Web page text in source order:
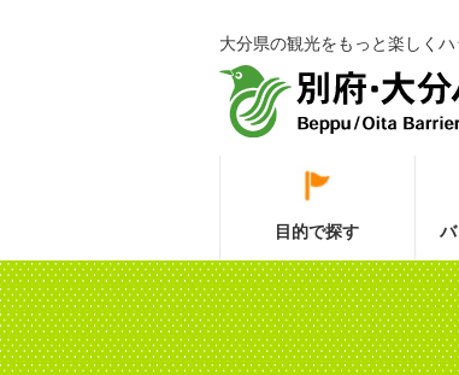
大分県の観光をもっと楽しくハ
目的で探す